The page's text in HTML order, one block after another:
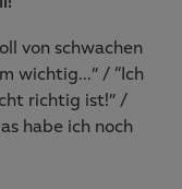
von schwachen
wichtig…” / “Ich
richtig ist!” /
habe ich noch